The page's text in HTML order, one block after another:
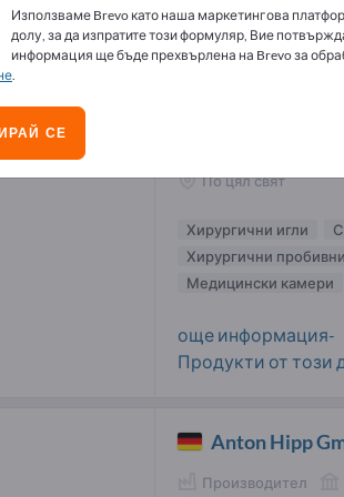
игли доставчици
По цял свят
Хирургични игли
Хирургични
Медицински камери
още информация-
Продукти от този
Anton Hipp
Производител
Използваме Brevo като наша маркетингова
долу, за да изпратите този формуляр, Вие
информация ще бъде прехвърлена на Brevo за
.
СЕ